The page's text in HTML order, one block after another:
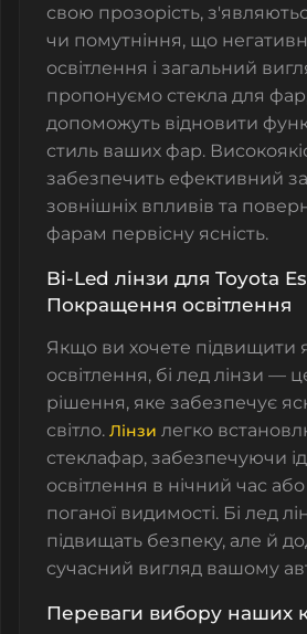
свою прозорість,
чи помутніння, що
освітлення і загальний
пропонуємо стекла для фар,
допоможуть відновити
стиль ваших фар.
забезпечить ефективний
зовнішніх впливів та
фарам первісну ясність.
Bi-Led лінзи для Toyota
Покращення освітлення
Якщо ви хочете підвищити
освітлення, бі лед лінзи —
рішення, яке забезпечує
світло. Лінзи легко
стеклафар, забезпечуючи
освітлення в нічний час
поганої видимості. Бі лед
підвищать безпеку, але й
сучасний вигляд вашому
Переваги вибору наших